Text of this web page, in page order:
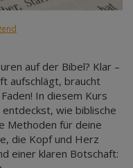
auf der Bibel? Klar –
aufschlägt, braucht
In diesem Kurs
wie biblische
Methoden für deine
die Kopf und Herz
einer klaren Botschaft: